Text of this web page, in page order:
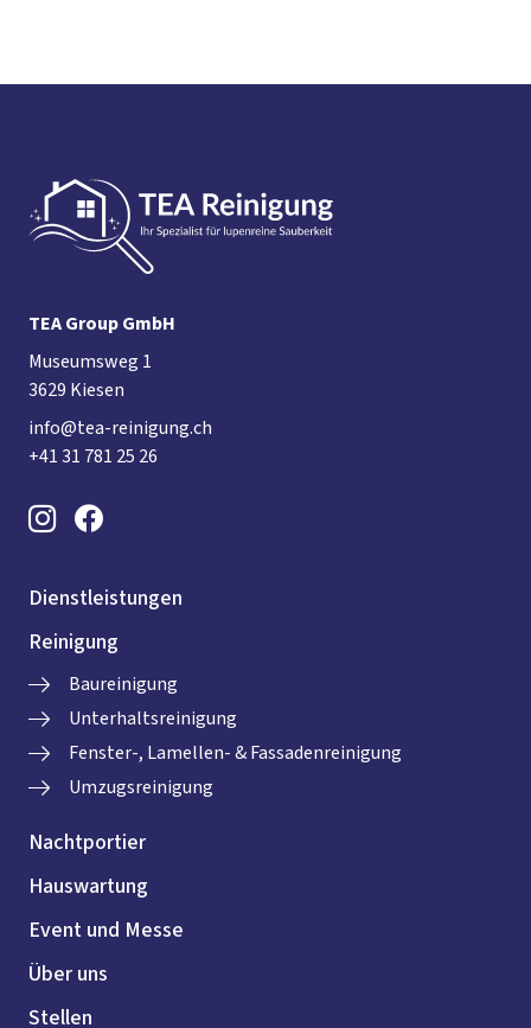
TEA Group GmbH
Museumsweg 1
3629 Kiesen
info@tea-reinigung.ch
+41 31 781 25 26
Dienstleistungen
Reinigung
Baureinigung
Unterhaltsreinigung
Fenster-, Lamellen- & Fassadenreinigung
Umzugsreinigung
Nachtportier
Hauswartung
Event und Messe
Über uns
Stellen